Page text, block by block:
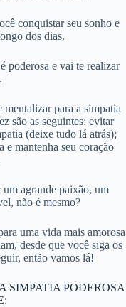
conquistar seu sonho e
dos dias.
poderosa e vai te realizar
para a simpatia
são as seguintes: evitar
(deixe tudo lá atrás);
e mantenha seu coração
agrande paixão, um
não é mesmo?
uma vida mais amorosa
desde que você siga os
então vamos lá!
SIMPATIA PODEROSA